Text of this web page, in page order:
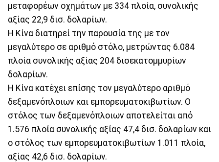
μεταφορέων οχημάτων με 334 πλοία, συνολικής
αξίας 22,9 δισ. δολαρίων.
Η Κίνα διατηρεί την παρουσία της με τον
μεγαλύτερο σε αριθμό στόλο, μετρώντας 6.084
πλοία συνολικής αξίας 204 δισεκατομμυρίων
δολαρίων.
Η Κίνα κατέχει επίσης τον μεγαλύτερο αριθμό
δεξαμενόπλοιων και εμπορευματοκιβωτίων. Ο
στόλος των δεξαμενόπλοιων αποτελείται από
1.576 πλοία συνολικής αξίας 47,4 δισ. δολαρίων και
ο στόλος των εμπορευματοκιβωτίων 1.011 πλοία,
αξίας 42,6 δισ. δολαρίων.